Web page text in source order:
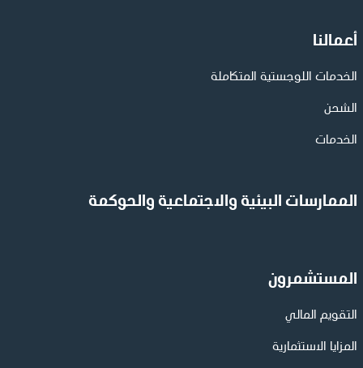
أعمالنا
الخدمات اللوجستية المتكاملة
الشحن
الخدمات
الممارسات البيئية والاجتماعية والحوكمة
المستشمرون
التقويم المالي
المزايا الاستثمارية